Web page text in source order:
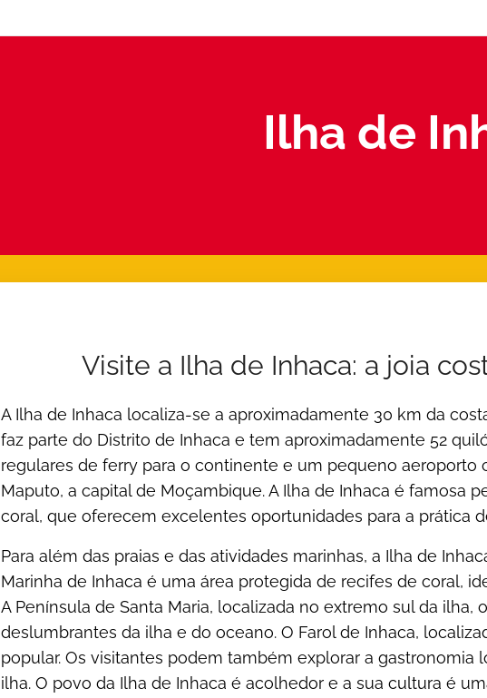
Ilha de
Visite a Ilha de Inhaca: a joia
A Ilha de Inhaca localiza-se a aproximadamente 30 km da
faz parte do Distrito de Inhaca e tem aproximadamente 52
regulares de ferry para o continente e um pequeno aeroporto
Maputo, a capital de Moçambique. A Ilha de Inhaca é famosa
coral, que oferecem excelentes oportunidades para a prática
Para além das praias e das atividades marinhas, a Ilha de
Marinha de Inhaca é uma área protegida de recifes de coral,
A Península de Santa Maria, localizada no extremo sul da ilha,
deslumbrantes da ilha e do oceano. O Farol de Inhaca,
popular. Os visitantes podem também explorar a
ilha. O povo da Ilha de Inhaca é acolhedor e a sua cultura é